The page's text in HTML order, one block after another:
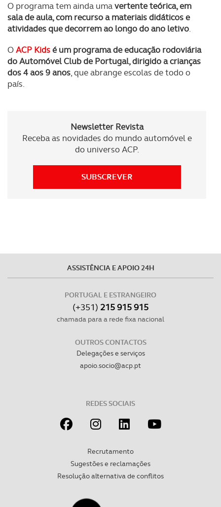
tecnologias similares pode ter impacto na sua
experiência de navegação no Website e nos serviços
disponibilizados.
Consulte a política de cookies do site.
O programa tem ainda umavertente teórica, em
sala de aula, com recurso a materiais didáticos e
atividades que decorrem ao longo do ano letivo.
OACP Kidsé um programa de educação rodoviária
do Automóvel Club de Portugal, dirigido a crianças
dos 4 aos 9 anos, que abrange escolas de todo o
país.
Newsletter Revista
Receba as novidades do mundo automóvel e
do universo ACP.
SUBSCREVER
ASSISTÊNCIA E APOIO 24H
PORTUGAL E ESTRANGEIRO
(+351) 215 915 915
chamada para a rede fixa nacional
OUTROS CONTACTOS
Delegações e serviços
apoio.socio@acp.pt
REDES SOCIAIS
Recrutamento
Sugestões e reclamações
Resolução alternativa de conflitos